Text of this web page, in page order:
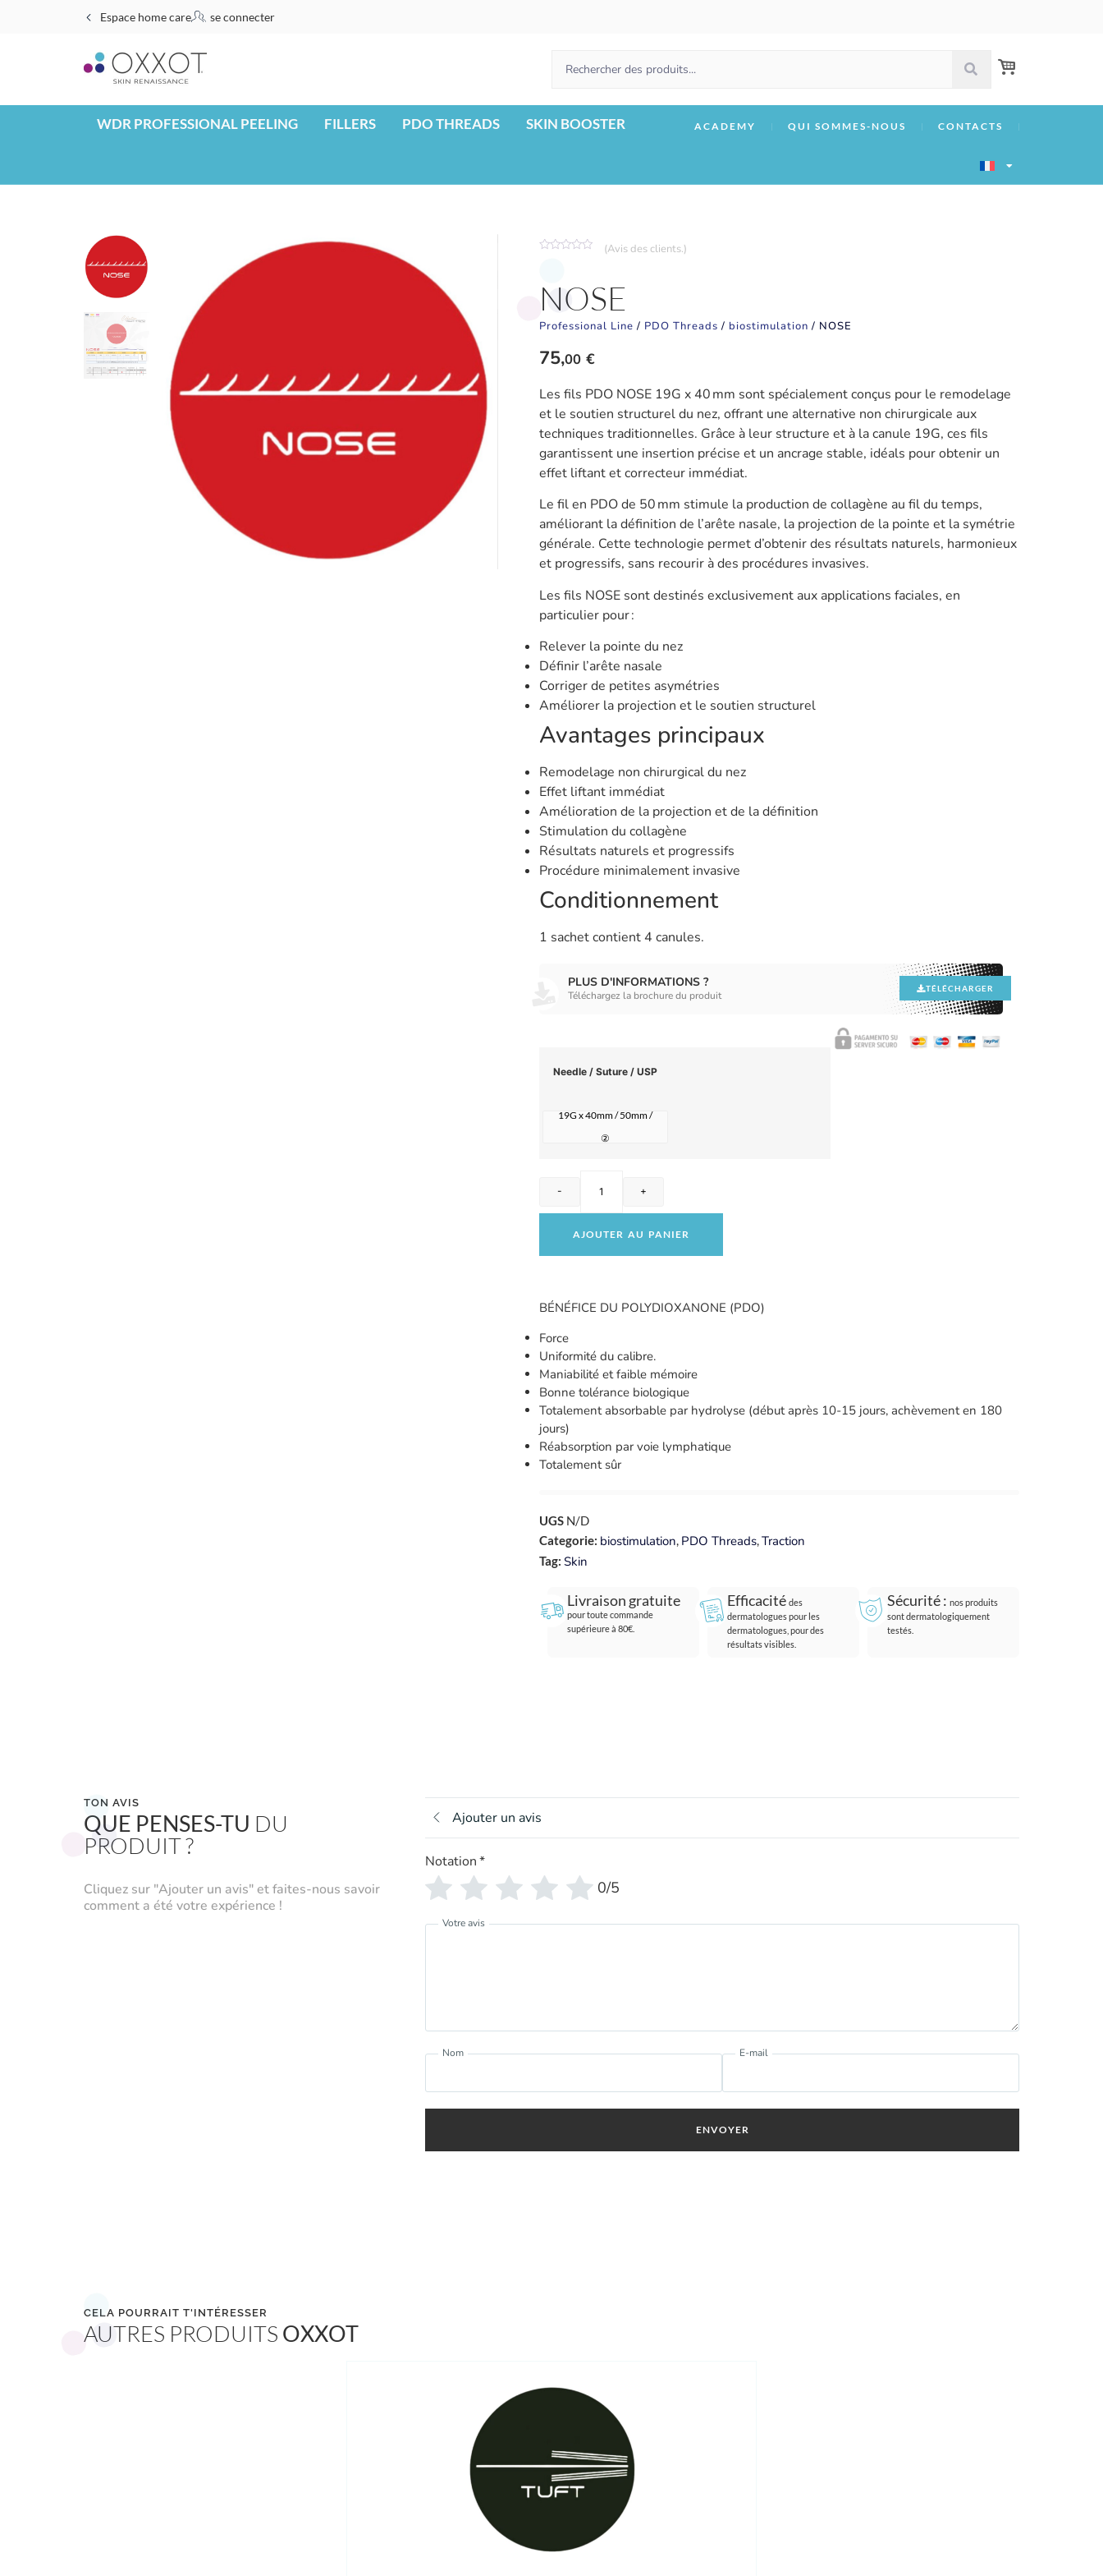
Espace home care se connecter
WDR PROFESSIONAL PEELING FILLERS PDO THREADS SKIN BOOSTER ACADEMY QUI SOMMES-NOUS CONTACTS
5
(Avis des clients.)
NOSE
Professional Line / PDO Threads / biostimulation / NOSE
75,00 €
Les fils PDO NOSE 19G x 40 mm sont spécialement conçus pour le remodelage
et le soutien structurel du nez, offrant une alternative non chirurgicale aux
techniques traditionnelles. Grâce à leur structure et à la canule 19G, ces fils
garantissent une insertion précise et un ancrage stable, idéals pour obtenir un
effet liftant et correcteur immédiat.
Le fil en PDO de 50 mm stimule la production de collagène au fil du temps,
améliorant la définition de l’arête nasale, la projection de la pointe et la symétrie
générale. Cette technologie permet d’obtenir des résultats naturels, harmonieux
et progressifs, sans recourir à des procédures invasives.
Les fils NOSE sont destinés exclusivement aux applications faciales, en
particulier pour :
Relever la pointe du nez
Définir l’arête nasale
Corriger de petites asymétries
Améliorer la projection et le soutien structurel
Avantages principaux
Remodelage non chirurgical du nez
Effet liftant immédiat
Amélioration de la projection et de la définition
Stimulation du collagène
Résultats naturels et progressifs
Procédure minimalement invasive
Conditionnement
1 sachet contient 4 canules.
PLUS D'INFORMATIONS ?
Téléchargez la brochure du produit
TÉLÉCHARGER
Needle / Suture / USP
19G x 40mm / 50mm /
②
- +
AJOUTER AU PANIER
BÉNÉFICE DU POLYDIOXANONE (PDO)
Force
Uniformité du calibre.
Maniabilité et faible mémoire
Bonne tolérance biologique
Totalement absorbable par hydrolyse (début après 10-15 jours, achèvement en 180
jours)
Réabsorption par voie lymphatique
Totalement sûr
UGS N/D
Categorie: biostimulation, PDO Threads,Traction
Tag: Skin
Livraison gratuite
pour toute commande
supérieure à 80€.
Efficacitédes
dermatologues pour les
dermatologues, pour des
résultats visibles.
Sécurité :nos produits
sont dermatologiquement
testés.
TON AVIS
QUE PENSES-TU DU
PRODUIT ?
Cliquez sur "Ajouter un avis" et faites-nous savoir
comment a été votre expérience !
Ajouter un avis
Notation*
0/5
Votre avis
Nom E-mail
ENVOYER
CELA POURRAIT T'INTÉRESSER
AUTRES PRODUITS OXXOT